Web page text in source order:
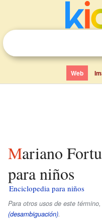
Web
Mariano Fortuny y Madrazo
para niños
Enciclopedia para niños
Para otros usos de este
(desambiguación).